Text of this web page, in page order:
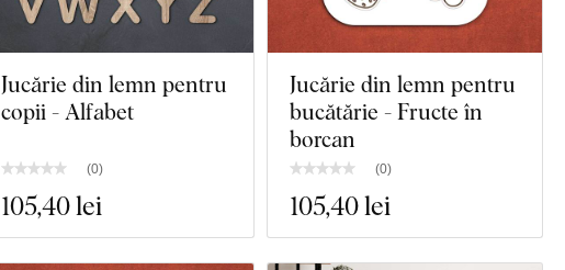
Jucărie din lemn pentru
copii - Alfabet
(0)
105,40 lei
Jucărie din lemn pentru
bucătărie - Fructe în
borcan
(0)
105,40 lei